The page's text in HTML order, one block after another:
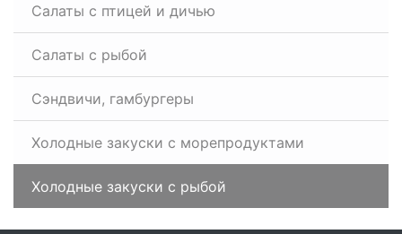
Салаты с птицей и дичью
Салаты с рыбой
Сэндвичи, гамбургеры
Холодные закуски с морепродуктами
Холодные закуски с рыбой